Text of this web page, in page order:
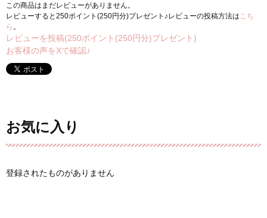
この商品はまだレビューがありません。
レビューすると250ポイント(250円分)プレゼント♪レビューの投稿方法はこち
ら 。
レビューを投稿(250ポイント(250円分)プレゼント)
お客様の声をXで確認♪
お気に入り
登録されたものがありません